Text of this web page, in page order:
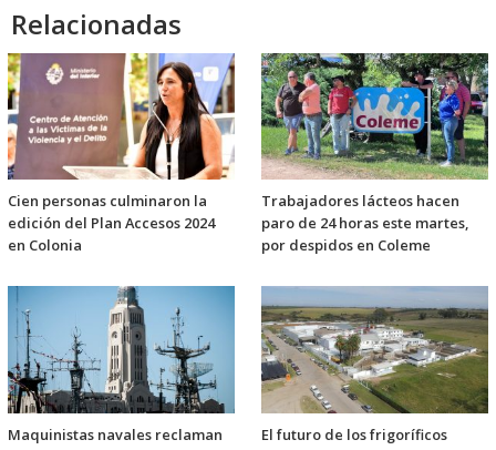
Relacionadas
Cien personas culminaron la
edición del Plan Accesos 2024
en Colonia
Trabajadores lácteos hacen
paro de 24 horas este martes,
por despidos en Coleme
Maquinistas navales reclaman
El futuro de los frigoríficos